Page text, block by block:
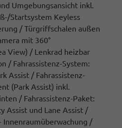
Umgebungsansicht inkl.
Startsystem Keyless
/ Türgriffschalen außen
mit 360°
View) / Lenkrad heizbar
/ Fahrassistenz-System:
Assist / Fahrassistenz-
(Park Assist) inkl.
/ Fahrassistenz-Paket:
Assist und Lane Assist /
Innenraumüberwachung /